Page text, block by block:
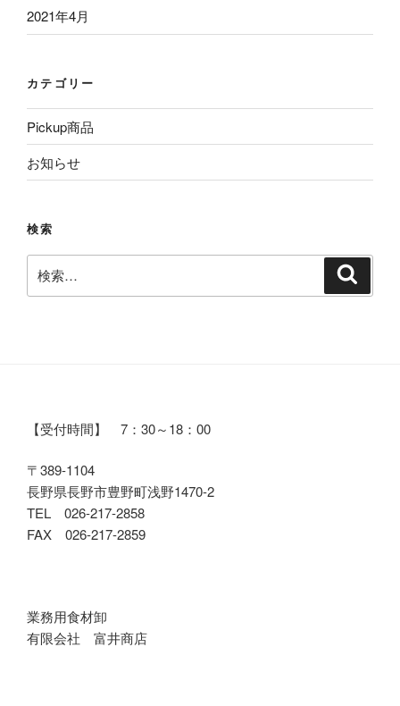
2021年4月
カテゴリー
Pickup商品
お知らせ
検索
検
索:
【受付時間】 7：30～18：00
〒389-1104
長野県長野市豊野町浅野1470-2
TEL 026-217-2858
FAX 026-217-2859
業務用食材卸
有限会社 富井商店